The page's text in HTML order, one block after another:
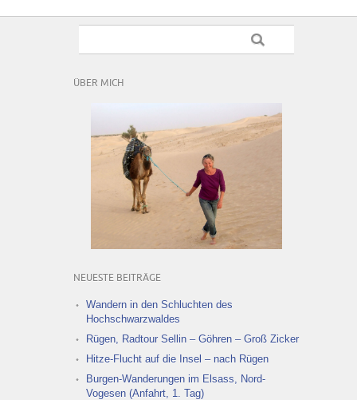
ÜBER MICH
NEUESTE BEITRÄGE
Wandern in den Schluchten des
Hochschwarzwaldes
Rügen, Radtour Sellin – Göhren – Groß Zicker
Hitze-Flucht auf die Insel – nach Rügen
Burgen-Wanderungen im Elsass, Nord-
Vogesen (Anfahrt, 1. Tag)